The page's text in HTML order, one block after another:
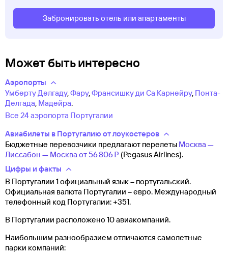
Забронировать отель или апартаменты
Может быть интересно
Аэропорты
Умберту Делгаду,Фару,Франсишку ди Са Карнейру, Понта-
Делгада, Мадейра.
Все 24 аэропорта Португалии
Авиабилеты в Португалию от лоукостеров
Бюджетные перевозчики предлагают перелеты Москва —
Лиссабон — Москва от56 ⁠806 ⁠₽ (Pegasus Airlines).
Цифры и факты
В Португалии 1 официальный язык – португальский.
Официальная валюта Португалии – евро. Международный
телефонный код Португалии: +351.
В Португалии расположено 10 авиакомпаний.
Наибольшим разнообразием отличаются самолетные
парки компаний: